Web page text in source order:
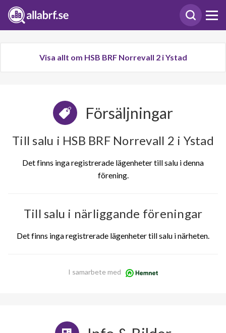
Visa allt om HSB BRF Norrevall 2 i Ystad
Försäljningar
Till salu i HSB BRF Norrevall 2 i Ystad
Det finns inga registrerade lägenheter till salu i denna
förening.
Till salu i närliggande föreningar
Det finns inga registrerade lägenheter till salu i närheten.
I samarbete med